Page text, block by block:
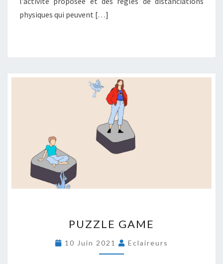
physiques qui peuvent […]
U
Z
L
PUZZLE GAME
10 Juin 2021 Eclaireurs